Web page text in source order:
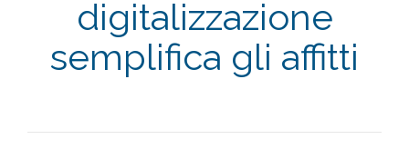
digitalizzazione
semplifica gli affitti